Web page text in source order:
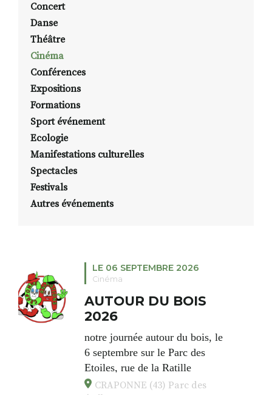
Concert
Danse
Théâtre
Cinéma
Conférences
Expositions
Formations
Sport événement
Ecologie
Manifestations culturelles
Spectacles
Festivals
Autres événements
LE 06 SEPTEMBRE 2026
Cinéma
AUTOUR DU BOIS
2026
notre journée autour du bois, le
6 septembre sur le Parc des
Etoiles, rue de la Ratille
(terrain du festival) en
CRAPONNE (43) Parc des